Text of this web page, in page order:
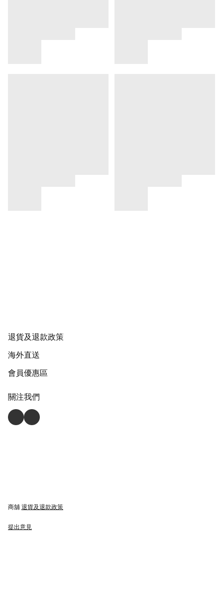
退貨及退款政策
海外直送
會員優惠區
關注我們
商舖 退貨及退款政策
提出意見